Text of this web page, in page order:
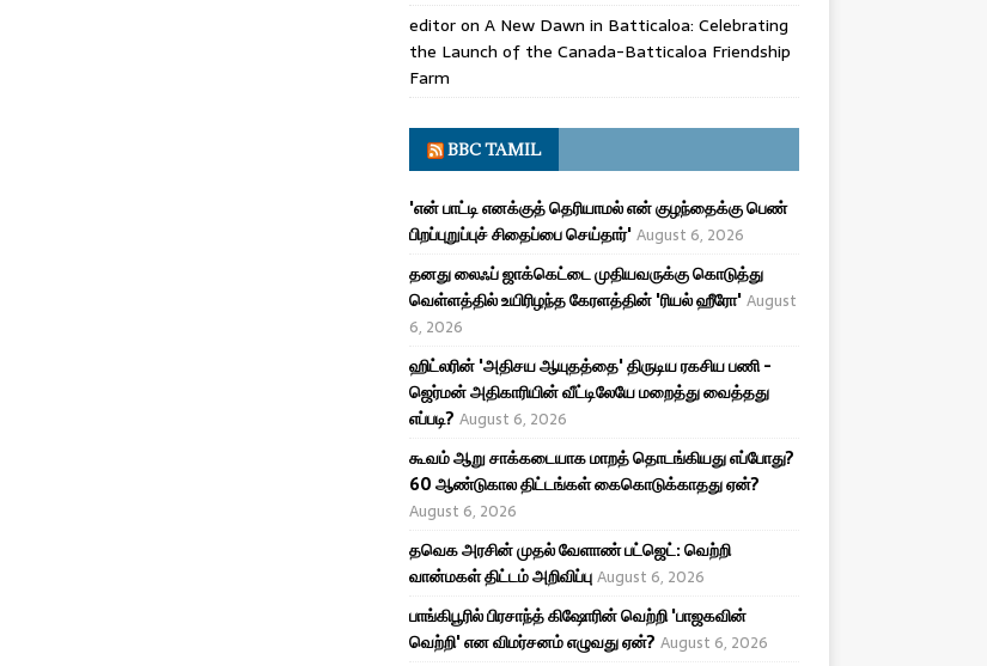
editoron A New Dawn in Batticaloa: Celebrating
the Launch of the Canada-Batticaloa Friendship
Farm
BBC TAMIL
'என் பாட்டி எனக்குத் தெரியாமல் என் குழந்தைக்கு பெண்
பிறப்புறுப்புச் சிதைப்பை செய்தார்' August 6, 2026
தனது லைஃப் ஜாக்கெட்டை முதியவருக்கு கொடுத்து
வெள்ளத்தில் உயிரிழந்த கேரளத்தின் 'ரியல் ஹீரோ' August
6, 2026
ஹிட்லரின் 'அதிசய ஆயுதத்தை' திருடிய ரகசிய பணி -
ஜெர்மன் அதிகாரியின் வீட்டிலேயே மறைத்து வைத்தது
எப்படி? August 6, 2026
கூவம் ஆறு சாக்கடையாக மாறத் தொடங்கியது எப்போது?
60 ஆண்டுகால திட்டங்கள் கைகொடுக்காதது ஏன்?
August 6, 2026
தவெக அரசின் முதல் வேளாண் பட்ஜெட்: வெற்றி
வான்மகள் திட்டம் அறிவிப்பு August 6, 2026
பாங்கிபூரில் பிரசாந்த் கிஷோரின் வெற்றி 'பாஜகவின்
வெற்றி' என விமர்சனம் எழுவது ஏன்? August 6, 2026